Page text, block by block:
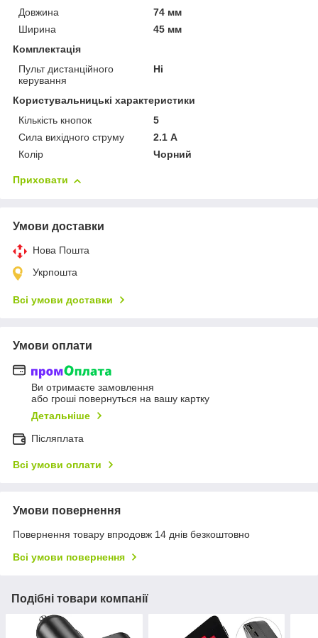
Довжина
74 мм
Ширина
45 мм
Комплектація
Пульт дистанційного
керування
Ні
Користувальницькі характеристики
Кількість кнопок
5
Сила вихідного струму
2.1 А
Колір
Чорний
Приховати
Умови доставки
Нова Пошта
Укрпошта
Всі умови доставки
Умови оплати
Ви отримаєте замовлення
або гроші повернуться на вашу картку
Детальніше
Післяплата
Всі умови оплати
Умови повернення
Повернення товару впродовж 14 днів безкоштовно
Всі умови повернення
Подібні товари компанії